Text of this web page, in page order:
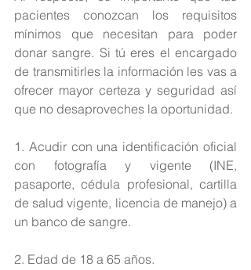
pacientes conozcan los requisitos
mínimos que necesitan para poder
donar sangre. Si tú eres el encargado
de transmitirles la información les vas a
ofrecer mayor certeza y seguridad así
que no desaproveches la oportunidad.
1. Acudir con una identificación oficial
con fotografía y vigente (INE,
pasaporte, cédula profesional, cartilla
de salud vigente, licencia de manejo) a
un banco de sangre.
2. Edad de 18 a 65 años.